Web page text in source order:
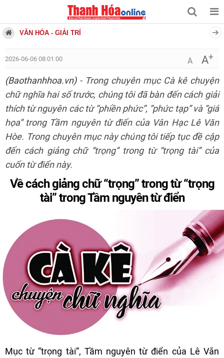
VĂN HÓA - GIẢI TRÍ
2026-06-06 08:01:00 A A+
(Baothanhhoa.vn)- Trong chuyên mục Cà kê chuyện
chữ nghĩa hai số trước, chúng tôi đã bàn đến cách giải
thích từ nguyên các từ “phiền phức”, “phức tạp” và “giá
họa” trong Tầm nguyên từ điển của Vân Hạc Lê Văn
Hòe. Trong chuyên mục này chúng tôi tiếp tục đề cập
đến cách giảng chữ “trọng” trong từ “trọng tài” của
cuốn từ điển này.
Về cách giảng chữ “trọng” trong từ “trọng
tài” trong Tầm nguyên từ điển
Mục từ “trọng tài”, Tầm nguyên từ điển của Lê Văn